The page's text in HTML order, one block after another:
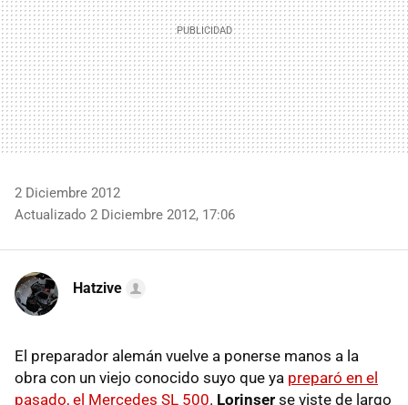
2 Diciembre 2012
Actualizado 2 Diciembre 2012, 17:06
Hatzive
El preparador alemán vuelve a ponerse manos a la
obra con un viejo conocido suyo que ya preparó en el
pasado, el Mercedes SL 500. Lorinser se viste de largo